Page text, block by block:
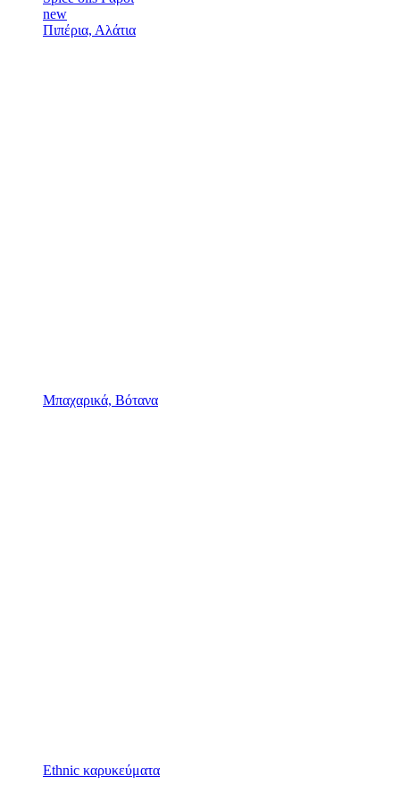
new
Πιπέρια, Αλάτια
Μπαχαρικά, Βότανα
Ethnic καρυκεύματα